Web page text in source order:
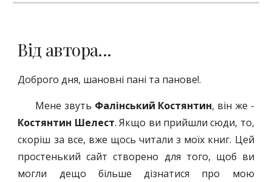
Від автора...
Доброго дня, шановні пані та панове!.
Мене звуть Фалінський Костянтин, він же -
Костянтин Шелест. Якщо ви прийшли сюди, то,
скоріш за все, вже щось читали з моїх книг. Цей
простенький сайт створено для того, щоб ви
могли дещо більше дізнатися про мою